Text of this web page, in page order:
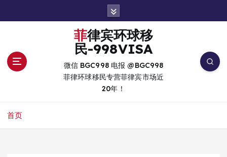
菲律宾环球移
民-998VISA
微信 BGC998 电报 @BGC998
菲律环球移民专营菲律宾市场近
20年！
首页